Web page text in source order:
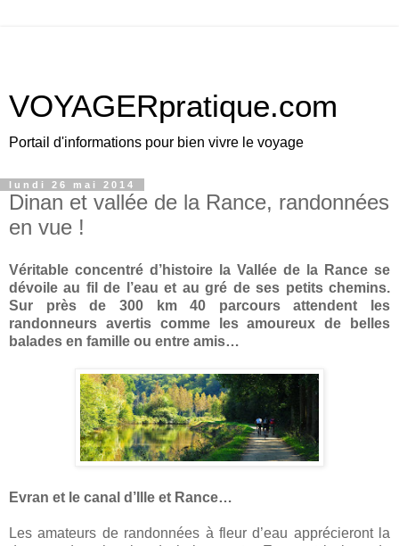
VOYAGERpratique.com
Portail d'informations pour bien vivre le voyage
lundi 26 mai 2014
Dinan et vallée de la Rance, randonnées
en vue !
Véritable concentré d’histoire la Vallée de la Rance se
dévoile au fil de l’eau et au gré de ses petits chemins.
Sur près de 300 km40 parcours attendent les
randonneurs avertis comme les amoureux de belles
balades en famille ou entre amis…
Evran et le canal d’Ille et Rance…
Les amateurs de randonnées à fleur d’eau apprécieront la